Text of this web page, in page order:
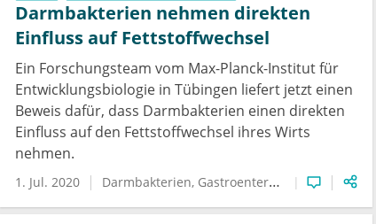
Darmbakterien nehmen direkten
Einfluss auf Fettstoffwechsel
Ein Forschungsteam vom Max-Planck-Institut für
Entwicklungsbiologie in Tübingen liefert jetzt einen
Beweis dafür, dass Darmbakterien einen direkten
Einfluss auf den Fettstoffwechsel ihres Wirts
nehmen.
1. Jul. 2020 Darmbakterien Gastroenterologie Mikrobiom